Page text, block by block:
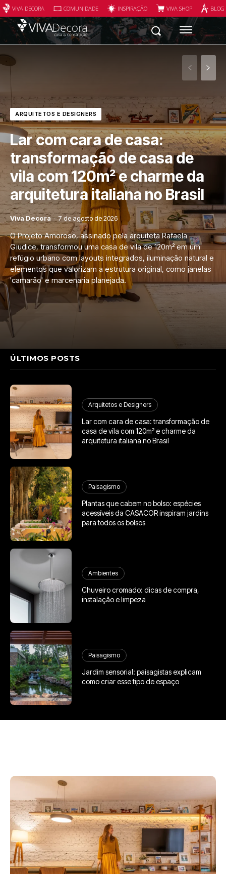
VIVA DECORA COMUNIDADE INSPIRAÇÃO VIVA SHOP
ARQUITETOS E DESIGNERS
Lar com cara de casa:
transformação de casa de
vila com 120m² e charme da
arquitetura italiana no Brasil
Viva Decora - 7 de agosto de 2026
O Projeto Amoroso, assinado pela arquiteta Rafaela
Giudice, transformou uma casa de vila de 120m² em um
refúgio urbano com layouts integrados, iluminação natural e
elementos que valorizam a estrutura original, como janelas
'camarão' e marcenaria planejada.
ÚLTIMOS POSTS
Arquitetos e Designers
Lar com cara de casa: transformação de
casa de vila com 120m² e charme da
arquitetura italiana no Brasil
Paisagismo
Plantas que cabem no bolso: espécies
acessíveis da CASACOR inspiram jardins
para todos os bolsos
Ambientes
Chuveiro cromado: dicas de compra,
instalação e limpeza
Paisagismo
Jardim sensorial: paisagistas explicam
como criar esse tipo de espaço